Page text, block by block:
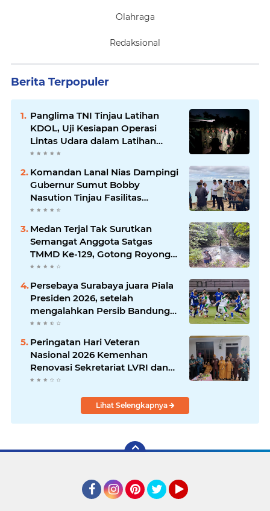
Olahraga
Redaksional
Berita Terpopuler
Panglima TNI Tinjau Latihan
KDOL, Uji Kesiapan Operasi
Lintas Udara dalam Latihan
Terintegrasi TNI 2026
Komandan Lanal Nias Dampingi
Gubernur Sumut Bobby
Nasution Tinjau Fasilitas
Kesehatan dan Budidaya
Rumput Laut di Nias Utara
Medan Terjal Tak Surutkan
Semangat Anggota Satgas
TMMD Ke-129, Gotong Royong
Wujudkan Pembangunan di
Kampung Sesor
Persebaya Surabaya juara Piala
Presiden 2026, setelah
mengalahkan Persib Bandung
melalui drama adu penalti pada
laga final. Green Force menang
6-5 setelah kedua tim bermain
imbang 1-1 hingga 120 menit
Peringatan Hari Veteran
Nasional 2026 Kemenhan
Renovasi Sekretariat LVRI dan
Bedah Rumah Veteran di 19
Lihat Selengkapnya